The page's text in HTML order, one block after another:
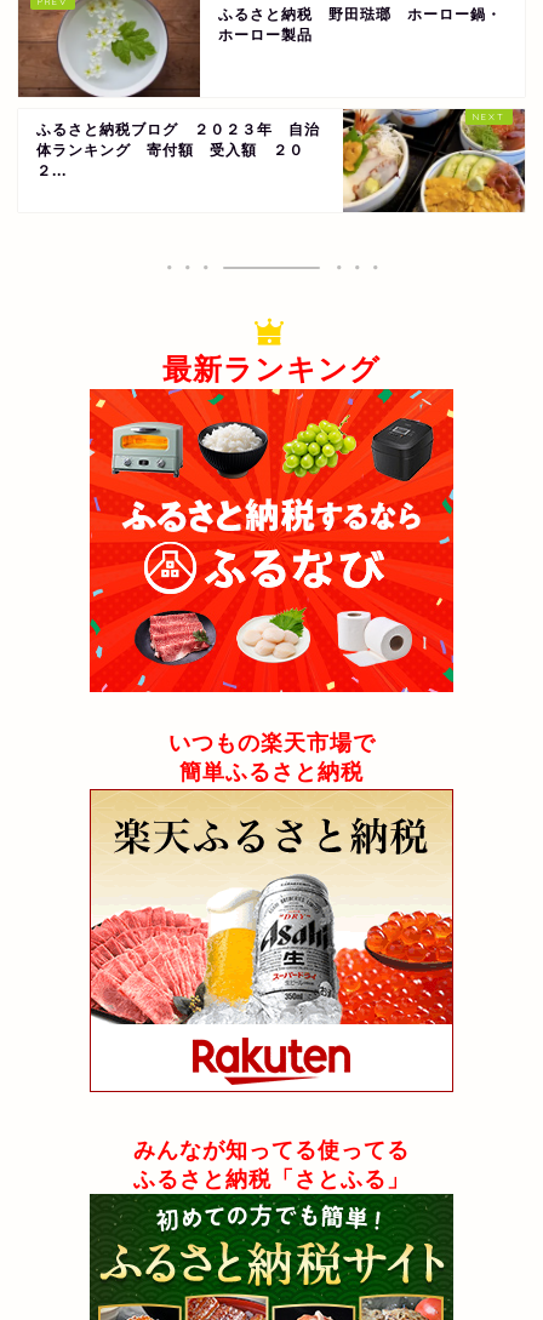
ふるさと納税 野田琺瑯 ホーロー鍋・
ホーロー製品
ふるさと納税ブログ ２０２３年 自治
体ランキング 寄付額 受入額 ２０
２...
最新ランキング
いつもの楽天市場で
簡単ふるさと納税
みんなが知ってる使ってる
ふるさと納税「さとふる」